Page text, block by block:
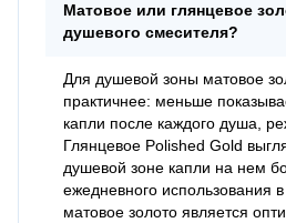
Матовое или глянцевое
душевого смесителя?
Для душевой зоны матовое
практичнее: меньше
капли после каждого душа,
Глянцевое Polished Gold
душевой зоне капли на нем
ежедневного использования
матовое золото является